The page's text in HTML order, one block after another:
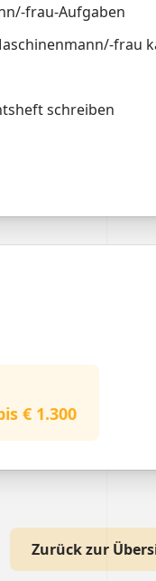
frau-Aufgaben
frau
schreiben
€ 1.300
Zurück zur